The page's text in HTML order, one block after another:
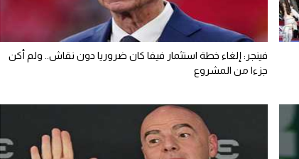
فينجر: إلغاء خطة استثمار فيفا كان ضروريا دون نقاش.. ولم أكن
جزءا من المشروع